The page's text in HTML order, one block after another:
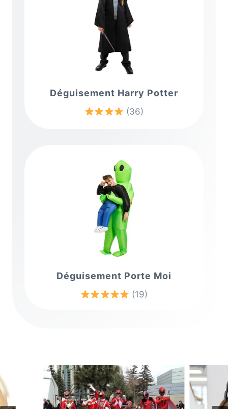
Déguisement Harry Potter
(36)
Déguisement Porte Moi
(19)